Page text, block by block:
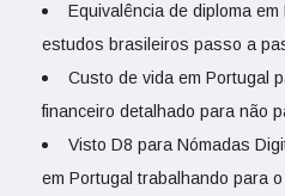
Equivalência de diploma
estudos brasileiros passo a
Custo de vida em Portugal
financeiro detalhado para não
Visto D8 para Nómadas
em Portugal trabalhando para